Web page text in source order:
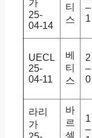
가
25-
04-14
티
스
–
1
UECL
25-
04-11
베
티
스
2
–
0
라리
가
바
르
셀
1
–